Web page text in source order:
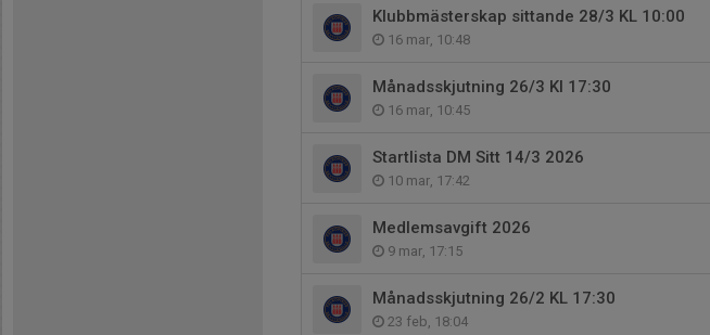
Klubbmästerskap sittande 28/3 KL 10:00
16 mar, 10:48
Månadsskjutning 26/3 Kl 17:30
16 mar, 10:45
Startlista DM Sitt 14/3 2026
10 mar, 17:42
Medlemsavgift 2026
9 mar, 17:15
Månadsskjutning 26/2 KL 17:30
23 feb, 18:04